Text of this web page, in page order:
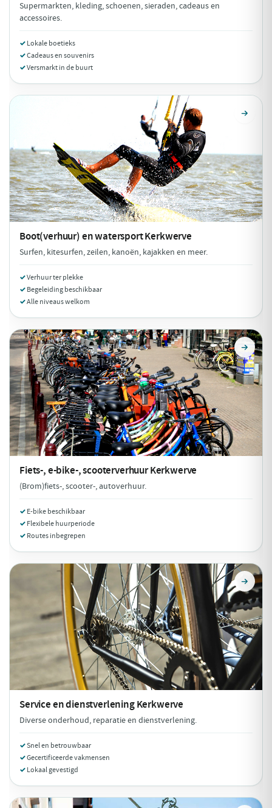
Supermarkten, kleding, schoenen, sieraden, cadeaus en
accessoires.
Lokale boetieks
Cadeaus en souvenirs
Versmarkt in de buurt
Boot(verhuur) en watersportKerkwerve
Surfen, kitesurfen, zeilen, kanoën, kajakken en meer.
Verhuur ter plekke
Begeleiding beschikbaar
Alle niveaus welkom
Fiets-, e-bike-, scooterverhuurKerkwerve
(Brom)fiets-, scooter-, autoverhuur.
E-bike beschikbaar
Flexibele huurperiode
Routes inbegrepen
Service en dienstverleningKerkwerve
Diverse onderhoud, reparatie en dienstverlening.
Snel en betrouwbaar
Gecertificeerde vakmensen
Lokaal gevestigd